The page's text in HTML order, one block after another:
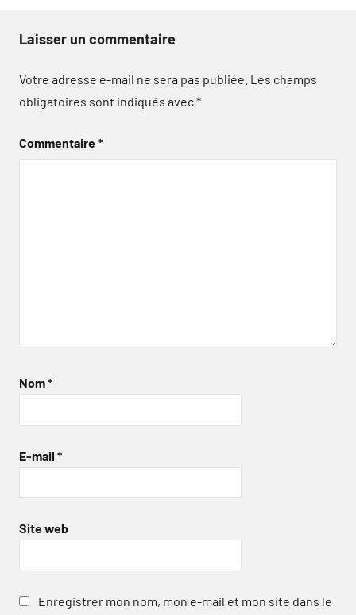
Laisser un commentaire
Votre adresse e-mail ne sera pas publiée. Les champs
obligatoires sont indiqués avec*
Commentaire*
Nom*
E-mail *
Site web
Enregistrer mon nom, mon e-mail et mon site dans le